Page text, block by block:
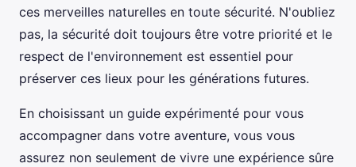
ces merveilles naturelles en toute sécurité. N'oubliez
pas, la sécurité doit toujours être votre priorité et le
respect de l'environnement est essentiel pour
préserver ces lieux pour les générations futures.
En choisissant un guide expérimenté pour vous
accompagner dans votre aventure, vous vous
assurez non seulement de vivre une expérience sûre